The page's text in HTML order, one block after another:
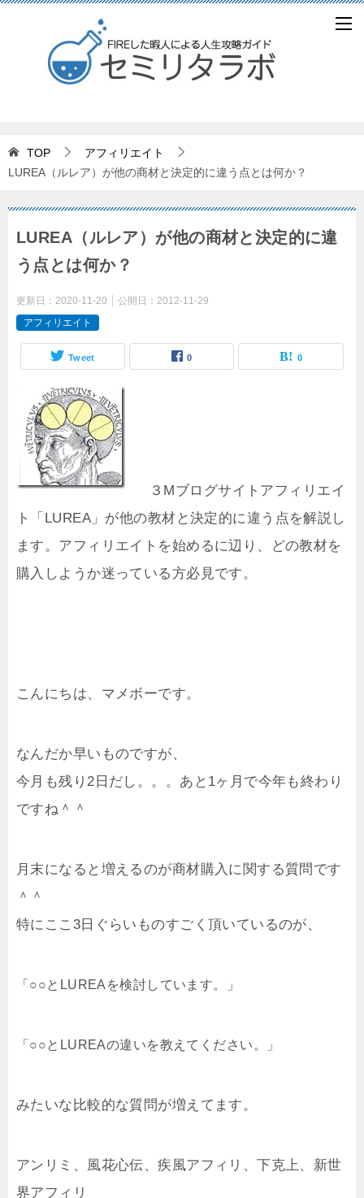
TOP
アフィリエイト
LUREA（ルレア）が他の商材と決定的に違う点とは何か？
LUREA（ルレア）が他の商材と決定的に違
う点とは何か？
更新日： 2020-11-20 公開日： 2012-11-29
アフィリエイト
Tweet 0 0
３Mブログサイトアフィリエイ
ト「LUREA」が他の教材と決定的に違う点を解説し
ます。アフィリエイトを始めるに辺り、どの教材を
購入しようか迷っている方必見です。
こんにちは、マメボーです。
なんだか早いものですが、
今月も残り2日だし。。。あと1ヶ月で今年も終わり
ですね＾＾
月末になると増えるのが商材購入に関する質問です
＾＾
特にここ3日ぐらいものすごく頂いているのが、
「○○とLUREAを検討しています。」
「○○とLUREAの違いを教えてください。」
みたいな比較的な質問が増えてます。
アンリミ、風花心伝、疾風アフィリ、下克上、新世
界アフィリ